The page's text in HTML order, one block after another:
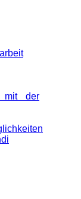
mit der